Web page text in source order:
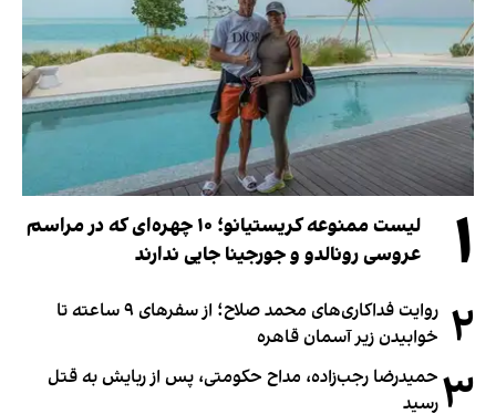
۱
لیست ممنوعه کریستیانو؛ ۱۰ چهره‌ای که در مراسم
عروسی رونالدو و جورجینا جایی ندارند
۲
روایت فداکاری‌های محمد صلاح؛ از سفرهای ۹ ساعته تا
خوابیدن زیر آسمان قاهره
۳ حمیدرضا رجب‌زاده، مداح حکومتی، پس از ربایش به قتل
رسید